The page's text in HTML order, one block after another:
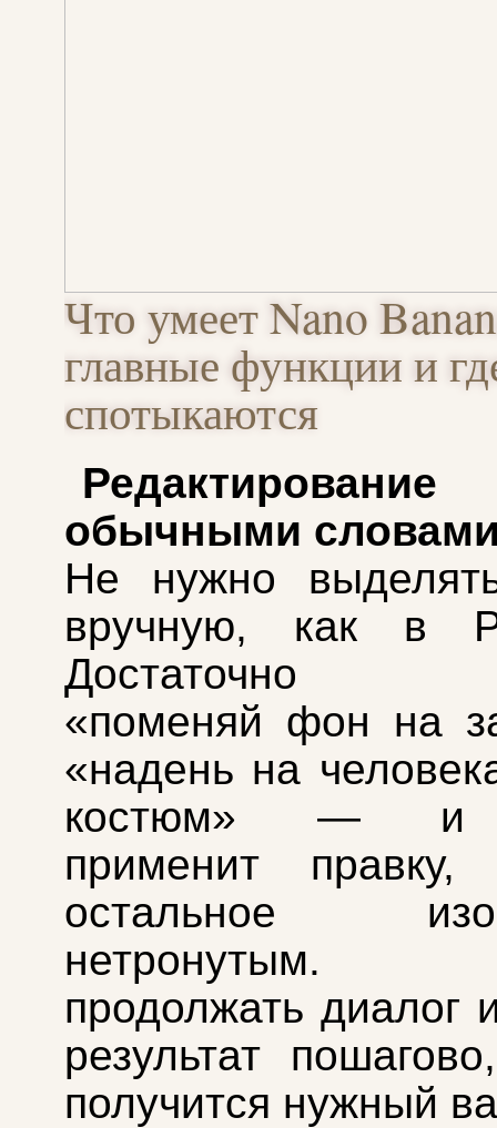
Что умеет Nano
главные функции и
спотыкаются
обычными
Не нужно
вручную, как в
Достаточно
«поменяй фон на
«надень на
костюм» — и
применит правку,
остальное
нетронутым.
продолжать диалог
результат
получится нужный